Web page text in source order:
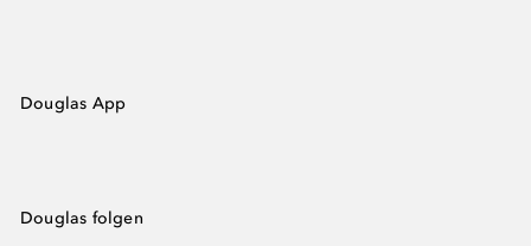
Douglas App
Douglas folgen